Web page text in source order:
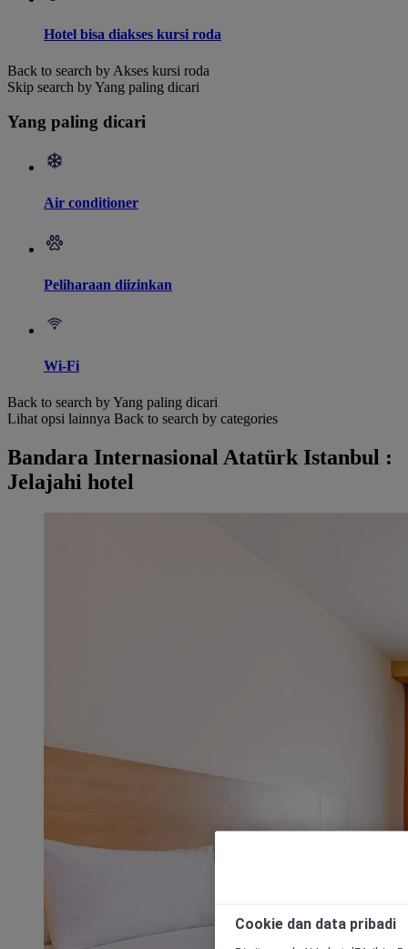
Hotel bisa diakses kursi roda
Back to search by Akses kursi roda
Skip search by Yang paling dicari
Yang paling dicari
Air conditioner
Peliharaan diizinkan
Wi-Fi
Back to search by Yang paling dicari
Lihat opsi lainnya Back to search by categories
Bandara Internasional Atatürk Istanbul :
Jelajahi hotel
Cookie dan data pribadi